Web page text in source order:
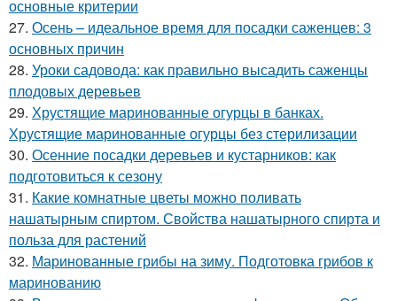
основные критерии
27. Осень – идеальное время для посадки саженцев: 3
основных причин
28. Уроки садовода: как правильно высадить саженцы
плодовых деревьев
29. Хрустящие маринованные огурцы в банках.
Хрустящие маринованные огурцы без стерилизации
30. Осенние посадки деревьев и кустарников: как
подготовиться к сезону
31. Какие комнатные цветы можно поливать
нашатырным спиртом. Свойства нашатырного спирта и
польза для растений
32. Маринованные грибы на зиму. Подготовка грибов к
маринованию